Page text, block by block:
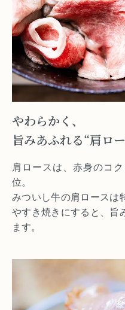
やわらかく、
旨みあふれる“肩ロ
肩ロースは、赤身のコ
位。
みついし牛の肩ロースは
やすき焼きにすると、旨
ます。